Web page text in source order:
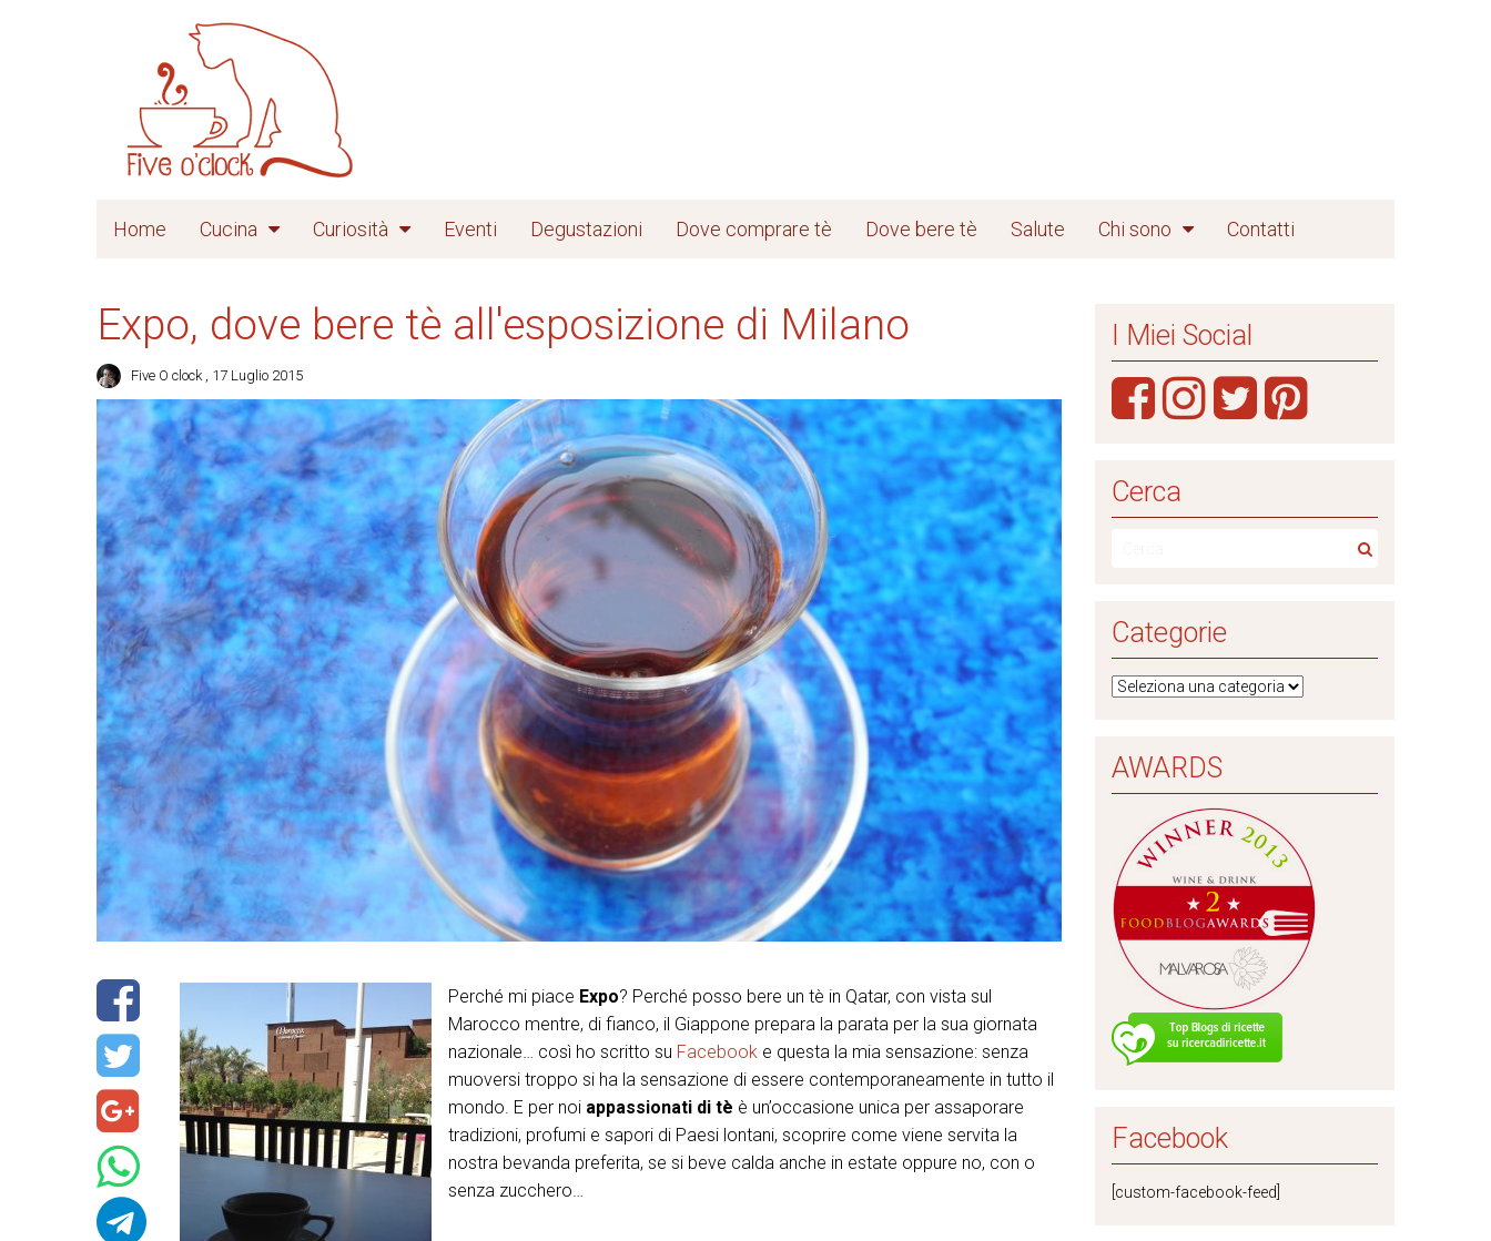
Home Cucina Curiosità Eventi Degustazioni Dove comprare tè Dove bere tè Salute Chi sono Contatti
Expo, dove bere tè all'esposizione di Milano
Five O clock , 17 Luglio 2015
Perché mi piace Expo? Perché posso bere un tè in Qatar, con vista sul
Marocco mentre, di fianco, il Giappone prepara la parata per la sua giornata
nazionale… così ho scritto su Facebooke questa la mia sensazione: senza
muoversi troppo si ha la sensazione di essere contemporaneamente in tutto il
mondo. E per noi appassionati di tè è un’occasione unica per assaporare
tradizioni, profumi e sapori di Paesi lontani, scoprire come viene servita la
nostra bevanda preferita, se si beve calda anche in estate oppure no, con o
senza zucchero…
I Miei Social
Cerca
Categorie
AWARDS
Facebook
[custom-facebook-feed]